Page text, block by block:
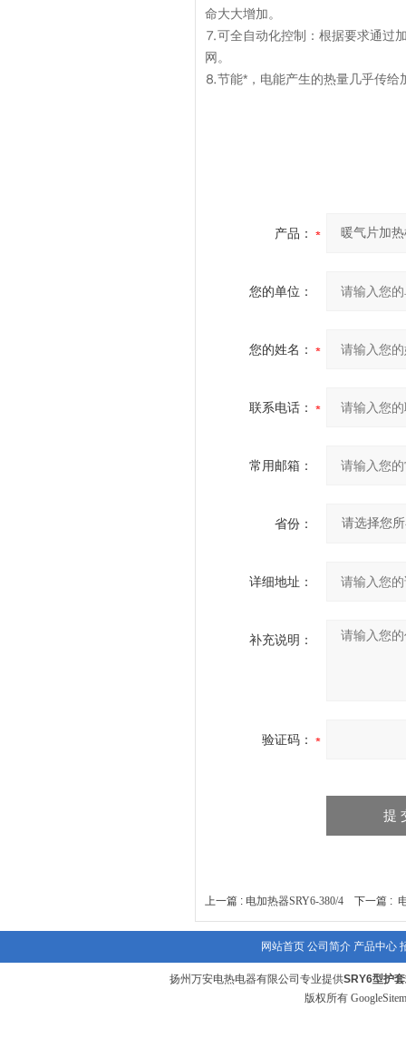
命大大增加。
⒎可全自动化控制：根据要求通过
网。
⒏节能*，电能产生的热量几乎传给
产品：
您的单位：
您的姓名：
联系电话：
常用邮箱：
省份：
详细地址：
补充说明：
验证码：
上一篇 : 电加热器SRY6-380/4 下一篇 :
网站首页 公司简介 产品中心
扬州万安电热电器有限公司专业提供SRY6型护
版权所有